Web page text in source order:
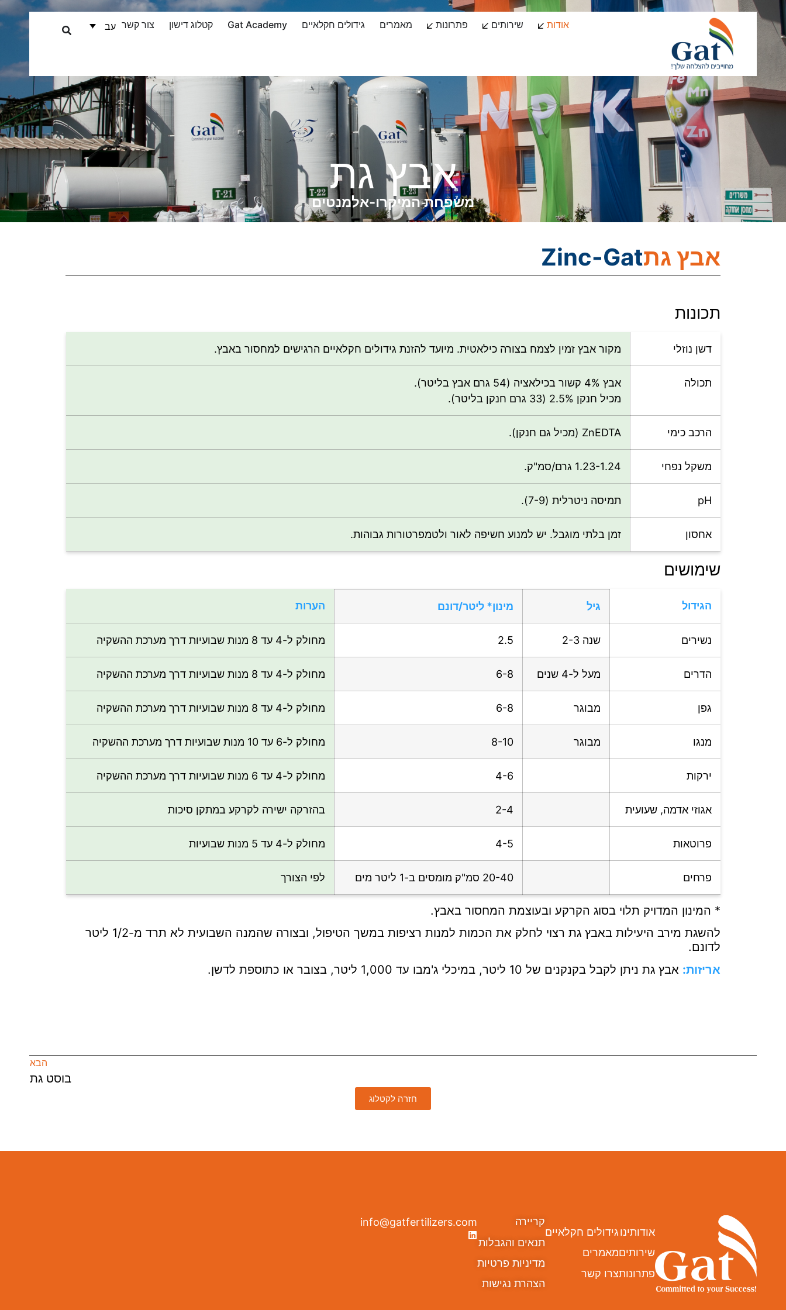
אודות שירותים פתרונות מאמרים גידולים חקלאיים Gat Academy קטלוג דישון צור קשר עב
אבץ גת
משפחת המיקרו-אלמנטים
אבץ גתZinc-Gat
תכונות
דשן נוזלי מקור אבץ זמין לצמח בצורה כילאטית. מיועד להזנת גידולים חקלאיים הרגישים למחסור באבץ.
תכולה
אבץ 4% קשור בכילאציה (54 גרם אבץ בליטר).
מכיל חנקן 2.5% (33 גרם חנקן בליטר).
הרכב כימי ZnEDTA (מכיל גם חנקן).
משקל נפחי 1.23-1.24 גרם/סמ"ק.
pH תמיסה ניטרלית (7-9).
אחסון זמן בלתי מוגבל. יש למנוע חשיפה לאור ולטמפרטורות גבוהות.
שימושים
הגידול גיל מינון* ליטר/דונם הערות
נשירים שנה 2-3 2.5 מחולק ל-4 עד 8 מנות שבועיות דרך מערכת ההשקיה
הדרים מעל ל-4 שנים 6-8 מחולק ל-4 עד 8 מנות שבועיות דרך מערכת ההשקיה
גפן מבוגר 6-8 מחולק ל-4 עד 8 מנות שבועיות דרך מערכת ההשקיה
מנגו מבוגר 8-10 מחולק ל-6 עד 10 מנות שבועיות דרך מערכת ההשקיה
ירקות 4-6 מחולק ל-4 עד 6 מנות שבועיות דרך מערכת ההשקיה
אגוזי אדמה, שעועית 2-4 בהזרקה ישירה לקרקע במתקן סיכות
פרוטאות 4-5 מחולק ל-4 עד 5 מנות שבועיות
פרחים 20-40 סמ"ק מומסים ב-1 ליטר מים לפי הצורך
* המינון המדויק תלוי בסוג הקרקע ובעוצמת המחסור באבץ.
להשגת מירב היעילות באבץ גת רצוי לחלק את הכמות למנות רציפות במשך הטיפול, ובצורה שהמנה השבועית לא תרד מ-1/2 ליטר
לדונם.
אריזות: אבץ גת ניתן לקבל בקנקנים של 10 ליטר, במיכלי ג'מבו עד 1,000 ליטר, בצובר או כתוספת לדשן.
הבא
בוסט גת
חזרה לקטלוג
אודותינו
שירותים
פתרונות
גידולים חקלאיים
מאמרים
צרו קשר
קריירה
תנאים והגבלות
מדיניות פרטיות
הצהרת נגישות
info@gatfertilizers.com